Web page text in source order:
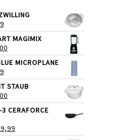
HUIDIGE
PRIJS
IS:
€19,99.
MAGIMIX
PRIJS
IS:MICROPLANE
HUIDIGE
PRIJS
IS:
€24,99.
STAUB
PRIJS
IS:
CERAFORCE
PRIJS